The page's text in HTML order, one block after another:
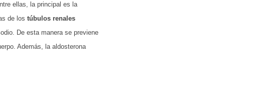
ellas, la prin­cipal es la
de los túbulos rena­les
De esta manera se previe­ne
Además, la aldosterona